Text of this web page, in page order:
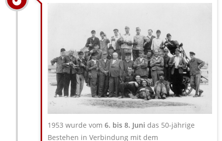
1953 wurde vom 6. bis 8. Juni das 50-jährige
Bestehen in Verbindung mit dem